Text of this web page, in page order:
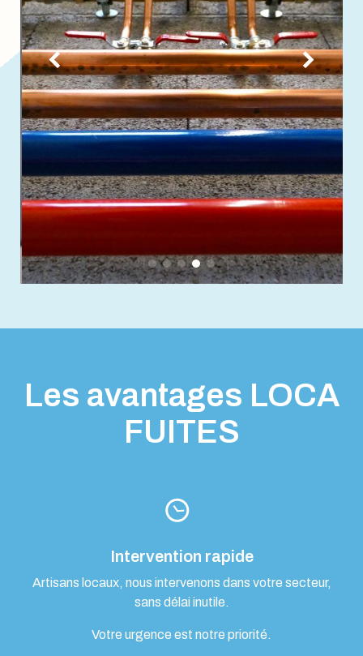
Les avantages LOCA
FUITES
Intervention rapide
Artisans locaux, nous intervenons dans votre secteur,
sans délai inutile.
Votre urgence est notre priorité.